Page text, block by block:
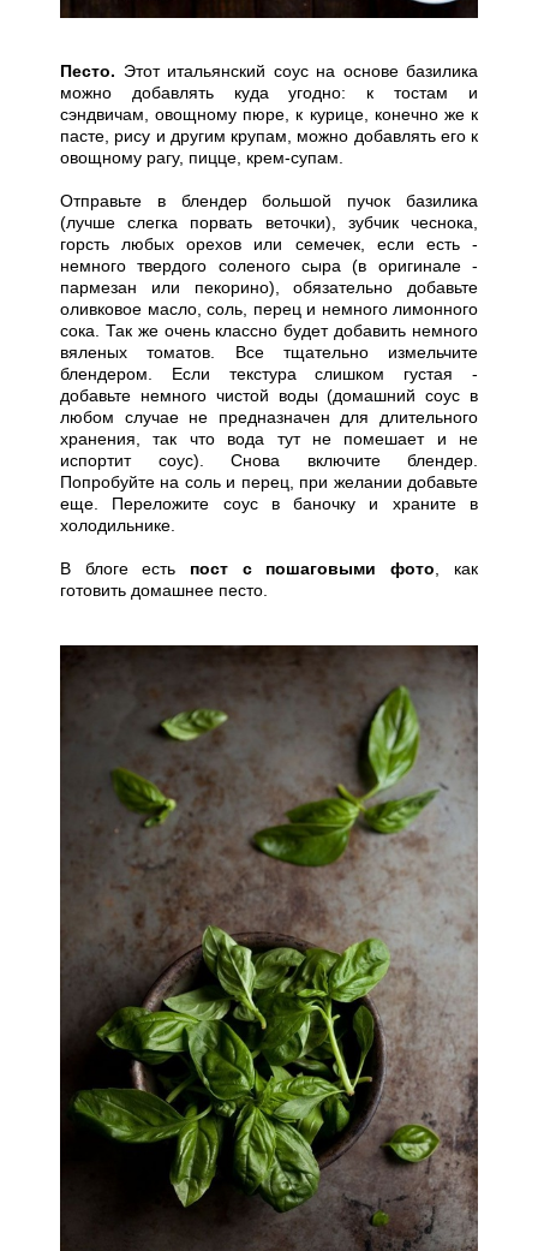
Песто. Этот итальянский соус на основе базилика
можно добавлять куда угодно: к тостам и
сэндвичам, овощному пюре, к курице, конечно же к
пасте, рису и другим крупам, можно добавлять его к
овощному рагу, пицце, крем-супам.
Отправьте в блендер большой пучок базилика
(лучше слегка порвать веточки), зубчик чеснока,
горсть любых орехов или семечек, если есть -
немного твердого соленого сыра (в оригинале -
пармезан или пекорино), обязательно добавьте
оливковое масло, соль, перец и немного лимонного
сока. Так же очень классно будет добавить немного
вяленых томатов. Все тщательно измельчите
блендером. Если текстура слишком густая -
добавьте немного чистой воды (домашний соус в
любом случае не предназначен для длительного
хранения, так что вода тут не помешает и не
испортит соус). Снова включите блендер.
Попробуйте на соль и перец, при желании добавьте
еще. Переложите соус в баночку и храните в
холодильнике.
В блоге есть пост с пошаговыми фото , как
готовить домашнее песто.